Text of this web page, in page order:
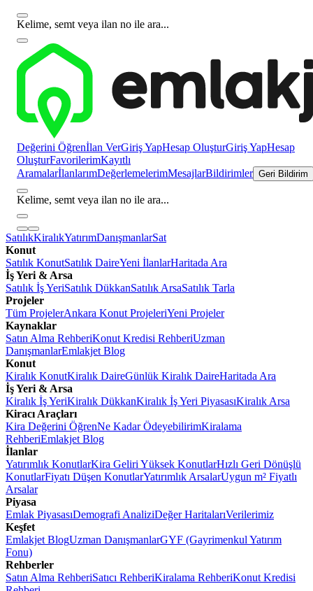
Kelime, semt veya ilan no ile ara...
Değerini Öğrenİlan VerGiriş YapHesap OluşturGiriş YapHesap
OluşturFavorilerimKayıtlı
AramalarİlanlarımDeğerlemelerimMesajlarBildirimler Geri Bildirim
Kelime, semt veya ilan no ile ara...
SatılıkKiralıkYatırımDanışmanlarSat
Konut
Satılık KonutSatılık DaireYeni İlanlarHaritada Ara
İş Yeri & Arsa
Satılık İş YeriSatılık DükkanSatılık ArsaSatılık Tarla
Projeler
Tüm ProjelerAnkara Konut ProjeleriYeni Projeler
Kaynaklar
Satın Alma RehberiKonut Kredisi RehberiUzman
DanışmanlarEmlakjet Blog
Konut
Kiralık KonutKiralık DaireGünlük Kiralık DaireHaritada Ara
İş Yeri & Arsa
Kiralık İş YeriKiralık DükkanKiralık İş Yeri PiyasasıKiralık Arsa
Kiracı Araçları
Kira Değerini ÖğrenNe Kadar ÖdeyebilirimKiralama
RehberiEmlakjet Blog
İlanlar
Yatırımlık KonutlarKira Geliri Yüksek KonutlarHızlı Geri Dönüşlü
KonutlarFiyatı Düşen KonutlarYatırımlık ArsalarUygun m² Fiyatlı
Arsalar
Piyasa
Emlak PiyasasıDemografi AnaliziDeğer HaritalarıVerilerimiz
Keşfet
Emlakjet BlogUzman DanışmanlarGYF (Gayrimenkul Yatırım
Fonu)
Rehberler
Satın Alma RehberiSatıcı RehberiKiralama RehberiKonut Kredisi